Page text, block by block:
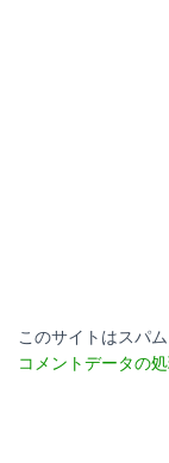
このサイトはスパ
コメントデータの